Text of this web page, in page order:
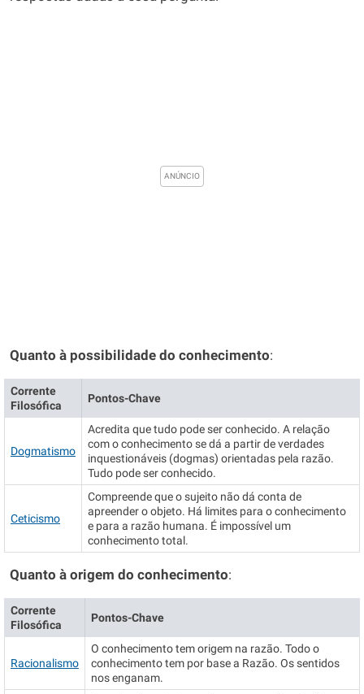
Quanto à possibilidade do conhecimento:
Corrente
Filosófica
Pontos-Chave
Dogmatismo
Acredita que tudo pode ser conhecido. A relação
com o conhecimento se dá a partir de verdades
inquestionáveis (dogmas) orientadas pela razão.
Tudo pode ser conhecido.
Ceticismo
Compreende que o sujeito não dá conta de
apreender o objeto. Há limites para o conhecimento
e para a razão humana. É impossível um
conhecimento total.
Quanto à origem do conhecimento:
Corrente
Filosófica
Pontos-Chave
Racionalismo
O conhecimento tem origem na razão. Todo o
conhecimento tem por base a Razão. Os sentidos
nos enganam.